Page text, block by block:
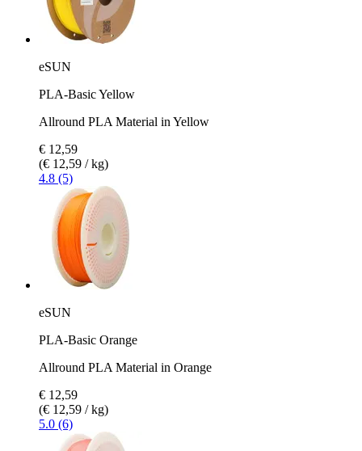
eSUN
PLA-Basic Yellow
Allround PLA Material in Yellow
€ 12,59
(€ 12,59 / kg)
4.8 (5)
eSUN
PLA-Basic Orange
Allround PLA Material in Orange
€ 12,59
(€ 12,59 / kg)
5.0 (6)